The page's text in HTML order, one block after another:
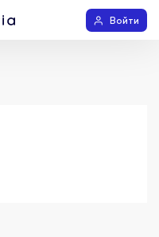
Войти